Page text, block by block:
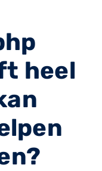
heel